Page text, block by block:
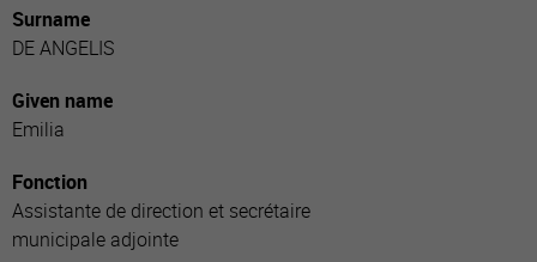
Surname
DE ANGELIS
Given name
Emilia
Fonction
Assistante de direction et secrétaire
municipale adjointe